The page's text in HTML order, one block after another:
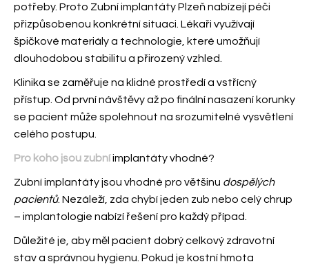
potřeby. Proto Zubní implantáty Plzeň nabízejí péči
přizpůsobenou konkrétní situaci. Lékaři využívají
špičkové materiály a technologie, které umožňují
dlouhodobou stabilitu a přirozený vzhled.
Klinika se zaměřuje na klidné prostředí a vstřícný
přístup. Od první návštěvy až po finální nasazení korunky
se pacient může spolehnout na srozumitelné vysvětlení
celého postupu.
Pro koho jsou zubníimplantáty vhodné?
Zubní implantáty jsou vhodné pro většinu dospělých
pacientů. Nezáleží, zda chybí jeden zub nebo celý chrup
– implantologie nabízí řešení pro každý případ.
Důležité je, aby měl pacient dobrý celkový zdravotní
stav a správnou hygienu. Pokud je kostní hmota